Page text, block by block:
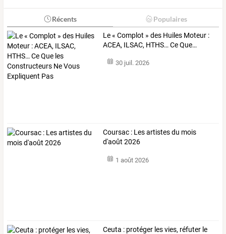
Récents Populaires
Le« Complot » des Huiles Moteur :
ACEA, ILSAC, HTHS… CeQue…
30 juil. 2026
Coursac : Les artistes du mois
d'août 2026
1 août 2026
Ceuta : protéger lesvies, réfuter le